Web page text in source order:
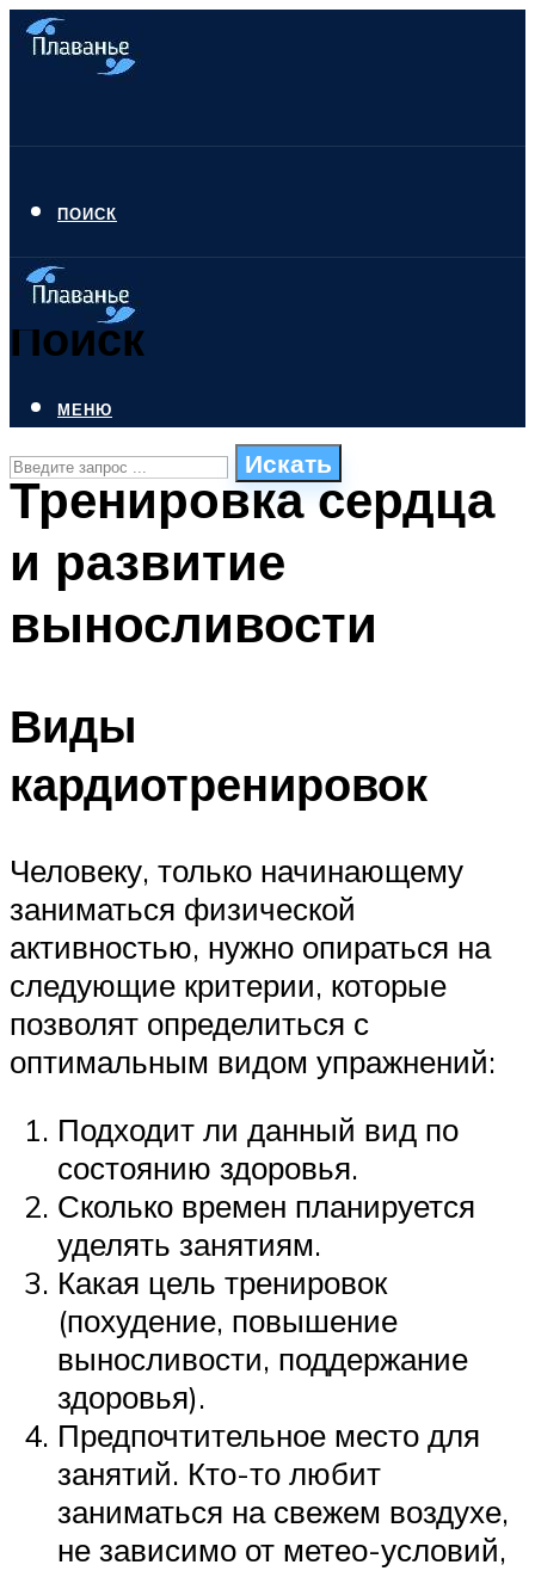
ПОИСК
Поиск
Искать
СТИЛИ ПЛАВАНЬЯ
ПЛАВАНЬЕ ДЛЯ ДЕТЕЙ
БАССЕЙН ДЛЯ ДОМА
МЕНЮ
МЕНЮ
Тренировка сердца
и развитие
выносливости
Виды
кардиотренировок
Человеку, только начинающему
заниматься физической
активностью, нужно опираться на
следующие критерии, которые
позволят определиться с
оптимальным видом упражнений:
Подходит ли данный вид по
состоянию здоровья.
Сколько времен планируется
уделять занятиям.
Какая цель тренировок
(похудение, повышение
выносливости, поддержание
здоровья).
Предпочтительное место для
занятий. Кто-то любит
заниматься на свежем воздухе,
не зависимо от метео-условий,